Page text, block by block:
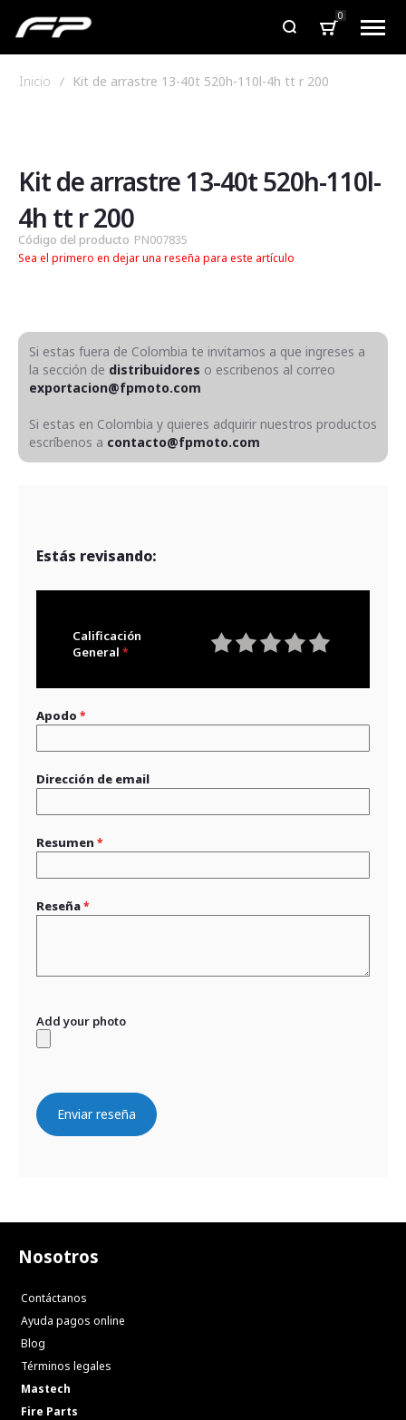
0
Inicio Kit de arrastre 13-40t 520h-110l-4h tt r 200
de
la
galería
de
imágenes
de
la
galería
de
imágenes
Kit de arrastre 13-40t 520h-110l-
4h tt r 200
Código del producto PN007835
Sea el primero en dejar una reseña para este artículo
Si estas fuera de Colombia te invitamos a que ingreses a
la sección de distribuidores o escribenos al correo
exportacion@fpmoto.com
Si estas en Colombia y quieres adquirir nuestros productos
escríbenos a contacto@fpmoto.com
Estás revisando:
Calificación
General
Apodo
Dirección de email
Resumen
Reseña
Add your photo
Enviar reseña
Nosotros
Contáctanos
Ayuda pagos online
Blog
Términos legales
Mastech
Fire Parts